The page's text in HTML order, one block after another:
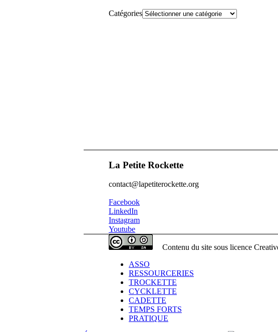
Catégories
La Petite Rockette
contact@lapetiterockette.org
Facebook
LinkedIn
Instagram
Youtube
Contenu du site sous licence
ASSO
RESSOURCERIES
TROCKETTE
CYCKLETTE
CADETTE
TEMPS FORTS
PRATIQUE